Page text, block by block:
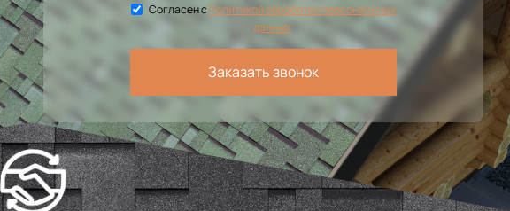
Согласен сПолитикой обработки персональных
данных
Заказать звонок